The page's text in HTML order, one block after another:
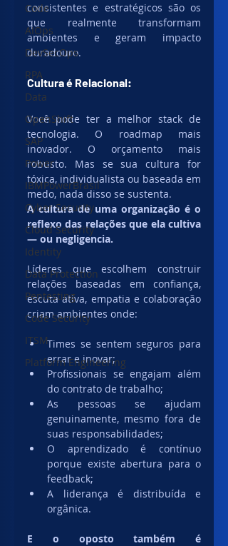
Code
AIOps
DevSecOps
RPA
Data
OpenShift
SAP
Power
IBMPowerBrasil
Cyber Security
Cloud Security
Identity
Data Protection
Pentesting
Code Security
ITSM
Platform Engineering
consistentes e estratégicos são os
que realmente transformam
ambientes e geram impacto
duradouro.
Cultura é Relacional:
Você pode ter a melhor stack de
tecnologia. O roadmap mais
inovador. O orçamento mais
robusto. Mas se sua cultura for
tóxica, individualista ou baseada em
medo, nada disso se sustenta.
A cultura de uma organização é o
reflexo das relações que ela cultiva
— ou negligencia.
Líderes que escolhem construir
relações baseadas em confiança,
escuta ativa, empatia e colaboração
criam ambientes onde:
Times se sentem seguros para
errar e inovar;
Profissionais se engajam além
do contrato de trabalho;
As pessoas se ajudam
genuinamente, mesmo fora de
suas responsabilidades;
O aprendizado é contínuo
porque existe abertura para o
feedback;
A liderança é distribuída e
orgânica.
E o oposto também é